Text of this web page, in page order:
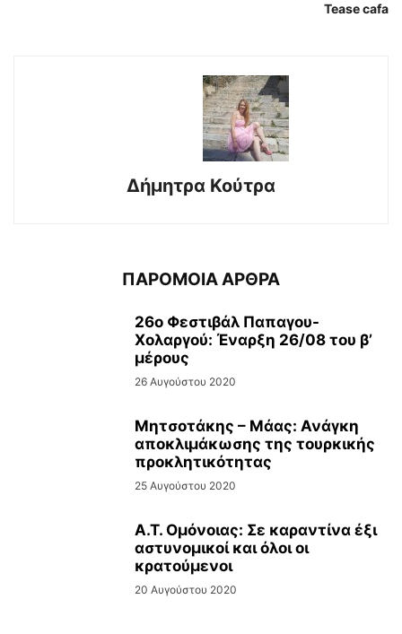
Tease cafa
Δήμητρα Κούτρα
ΠΑΡΟΜΟΙΑ ΑΡΘΡΑ
26ο Φεστιβάλ Παπαγου-
Χολαργού: Έναρξη 26/08 του β’
μέρους
26 Αυγούστου 2020
Μητσοτάκης – Μάας: Ανάγκη
αποκλιμάκωσης της τουρκικής
προκλητικότητας
25 Αυγούστου 2020
Α.Τ. Ομόνοιας: Σε καραντίνα έξι
αστυνομικοί και όλοι οι
κρατούμενοι
20 Αυγούστου 2020